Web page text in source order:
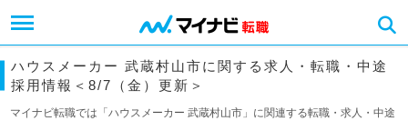
ハウスメーカー 武蔵村山市に関する求人・転職・中途
採用情報＜8/7（金）更新＞
マイナビ転職では「ハウスメーカー 武蔵村山市」に関連する転職・求人・中途